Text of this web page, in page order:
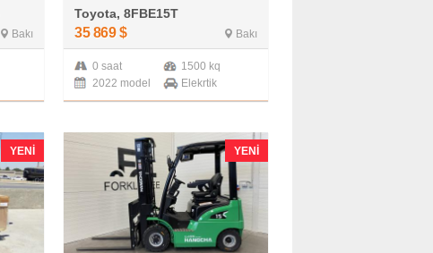
Bakı
Toyota, 8FBE15T
35 869 $ Bakı
0 saat
1500 kq
2022 model
Elekrtik
YENI YENI